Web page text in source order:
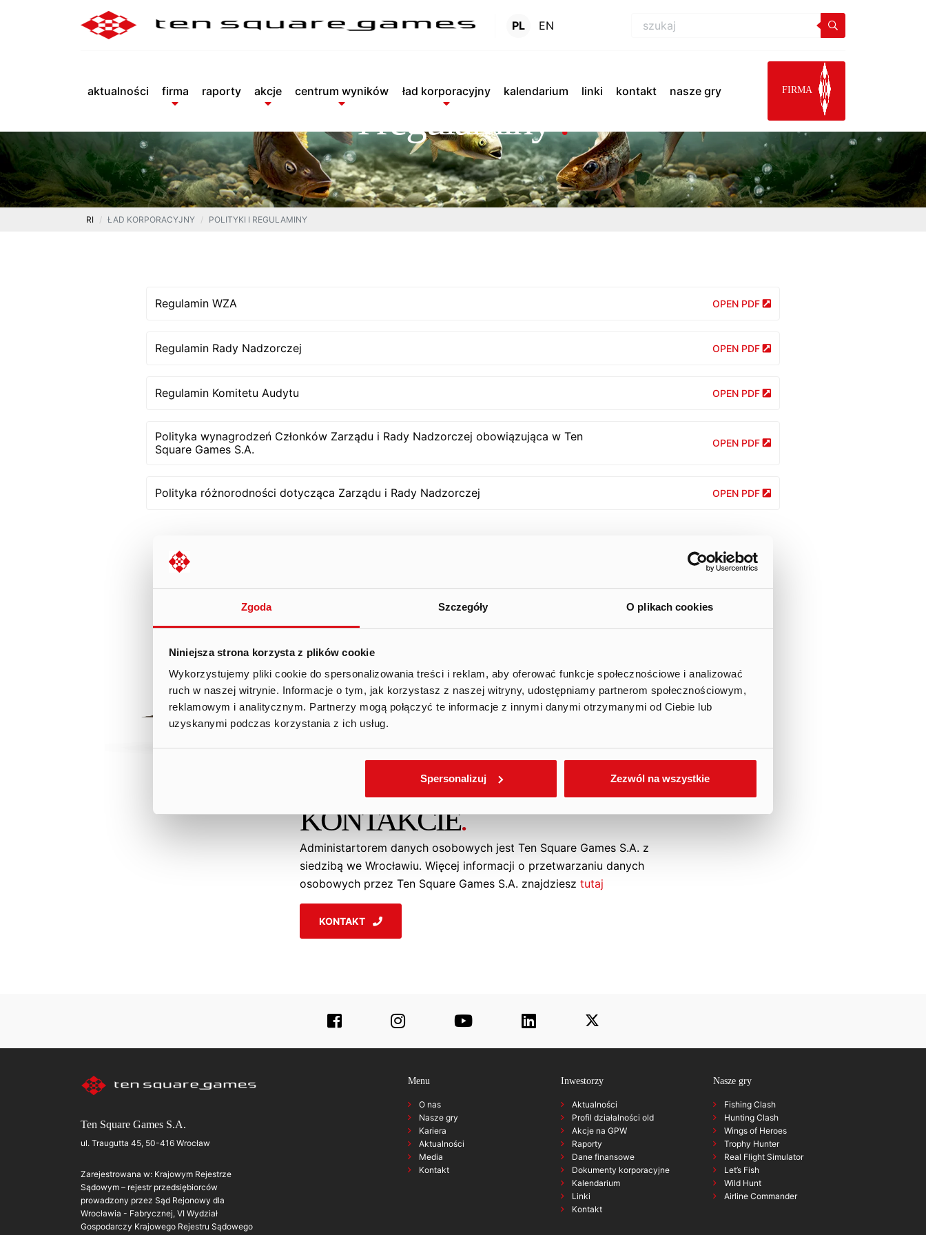
Zgoda Szczegóły O plikach cookies
Niniejsza strona korzysta z plików cookie
Wykorzystujemy pliki cookie do spersonalizowania treści i reklam, aby oferować funkcje społecznościowe i analizować
ruch w naszej witrynie. Informacje o tym, jak korzystasz z naszej witryny, udostępniamy partnerom społecznościowym,
reklamowym i analitycznym. Partnerzy mogą połączyć te informacje z innymi danymi otrzymanymi od Ciebie lub
uzyskanymi podczas korzystania z ich usług.
Spersonalizuj Zezwól na wszystkie
PL EN
aktualności firma raporty akcje centrum wyników ład korporacyjny kalendarium linki kontakt nasze gry FIRMA
polityki
i regulaminy.
RI ŁAD KORPORACYJNY POLITYKI I REGULAMINY
Regulamin WZA OPEN PDF
Regulamin Rady Nadzorczej OPEN PDF
Regulamin Komitetu Audytu OPEN PDF
Polityka wynagrodzeń Członków Zarządu i Rady Nadzorczej obowiązująca w Ten
Square Games S.A.
OPEN PDF
Polityka różnorodności dotycząca Zarządu i Rady Nadzorczej OPEN PDF
POZOSTAŃMY W
KONTAKCIE.
Administartorem danych osobowych jest Ten Square Games S.A. z
siedzibą we Wrocławiu. Więcej informacji o przetwarzaniu danych
osobowych przez Ten Square Games S.A. znajdziesz tutaj
KONTAKT
Ten Square Games S.A.
ul. Traugutta 45, 50-416 Wrocław
Zarejestrowana w: Krajowym Rejestrze
Sądowym – rejestr przedsiębiorców
prowadzony przez Sąd Rejonowy dla
Wrocławia - Fabrycznej, VI Wydział
Gospodarczy Krajowego Rejestru Sądowego
Menu
O nas
Nasze gry
Kariera
Aktualności
Media
Kontakt
Inwestorzy
Aktualności
Profil działalności old
Akcje na GPW
Raporty
Dane finansowe
Dokumenty korporacyjne
Kalendarium
Linki
Kontakt
Nasze gry
Fishing Clash
Hunting Clash
Wings of Heroes
Trophy Hunter
Real Flight Simulator
Let’s Fish
Wild Hunt
Airline Commander